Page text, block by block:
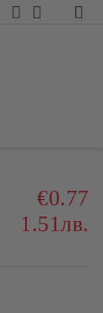
€0.77
1.51лв.